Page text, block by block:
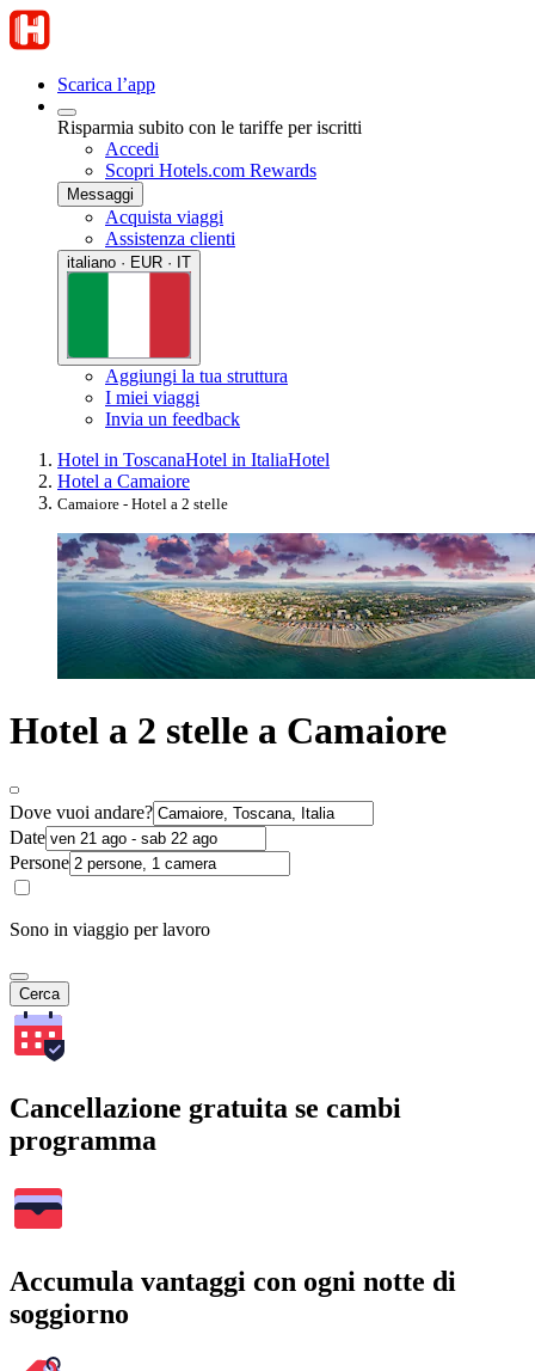
Scarica l’app
Risparmia subito con le tariffe per iscritti
Accedi
Scopri Hotels.com Rewards
Messaggi
Acquista viaggi
Assistenza clienti
italiano · EUR · IT
Aggiungi la tua struttura
I miei viaggi
Invia un feedback
Hotel in ToscanaHotel in ItaliaHotel
Hotel a Camaiore
Camaiore - Hotel a 2 stelle
Hotel a 2 stelle a Camaiore
Dove vuoi andare?
Date
Persone
Sono in viaggio per lavoro
Cerca
Cancellazione gratuita se cambi
programma
Accumula vantaggi con ogni notte di
soggiorno